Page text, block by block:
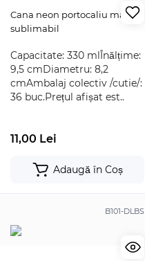
Cana neon portocaliu mat
sublimabil
Capacitate: 330 mlÎnălțime:
9,5 cmDiametru: 8,2
cmAmbalaj colectiv /cutie/:
36 buc.Prețul afișat est..
11,00 Lei
Adaugă în Coș
B101-DLBS